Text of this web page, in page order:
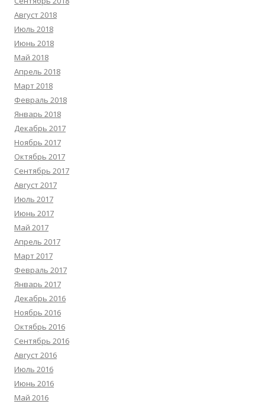
Август 2018
Июль 2018
Июнь 2018
Май 2018
Апрель 2018
Март 2018
Февраль 2018
Январь 2018
Декабрь 2017
Ноябрь 2017
Октябрь 2017
Сентябрь 2017
Август 2017
Июль 2017
Июнь 2017
Май 2017
Апрель 2017
Март 2017
Февраль 2017
Январь 2017
Декабрь 2016
Ноябрь 2016
Октябрь 2016
Сентябрь 2016
Август 2016
Июль 2016
Июнь 2016
Май 2016